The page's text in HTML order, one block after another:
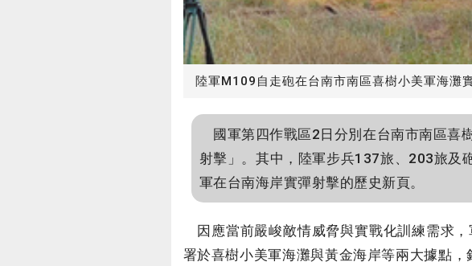
陸軍M109自走砲在台南市南區喜樹小美軍海灘
國軍第四作戰區2日分別在台南市南區喜
射擊」。其中，陸軍步兵137旅、203旅及
軍在台南海岸實彈射擊的歷史新頁。
因應當前嚴峻敵情威脅與實戰化訓練需求
署於喜樹小美軍海灘與黃金海岸等兩大據點